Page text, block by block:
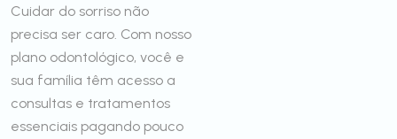
Cuidar do sorriso não
precisa ser caro. Com nosso
plano odontológico, você e
sua família têm acesso a
consultas e tratamentos
essenciais pagando pouco